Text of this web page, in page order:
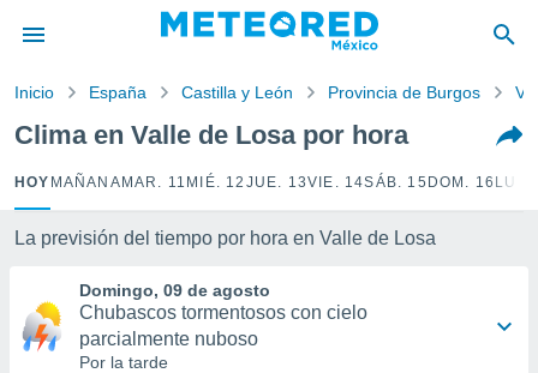
ha sido
la
que se
calidad.
y
Inicio España Castilla y León Provincia de Burgos
Clima en Valle de Losa por hora
HOY MAÑANA MAR. 11 MIÉ. 12 JUE. 13VIE. 14SÁB. 15 DOM. 16
La previsión del tiempo por hora en Valle de Losa
Domingo, 09 de agosto
Chubascos tormentosos con cielo
parcialmente nuboso
Por la tarde